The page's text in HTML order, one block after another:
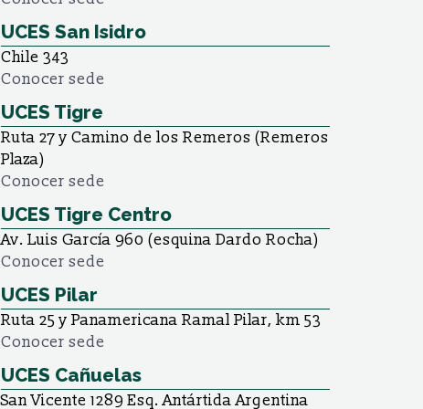
UCES San Isidro
Chile 343
Conocer sede
UCES Tigre
Ruta 27 y Camino de los Remeros (Remeros
Plaza)
Conocer sede
UCES Tigre Centro
Av. Luis García 960 (esquina Dardo Rocha)
Conocer sede
UCES Pilar
Ruta 25 y Panamericana Ramal Pilar, km 53
Conocer sede
UCES Cañuelas
San Vicente 1289 Esq. Antártida Argentina